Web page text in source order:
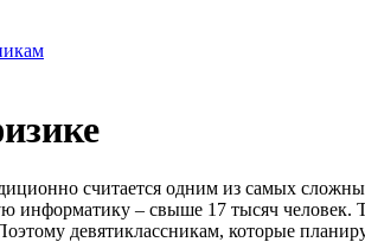
считается одним из самых
информатику – свыше 17 тысяч человек.
девятиклассникам, которые